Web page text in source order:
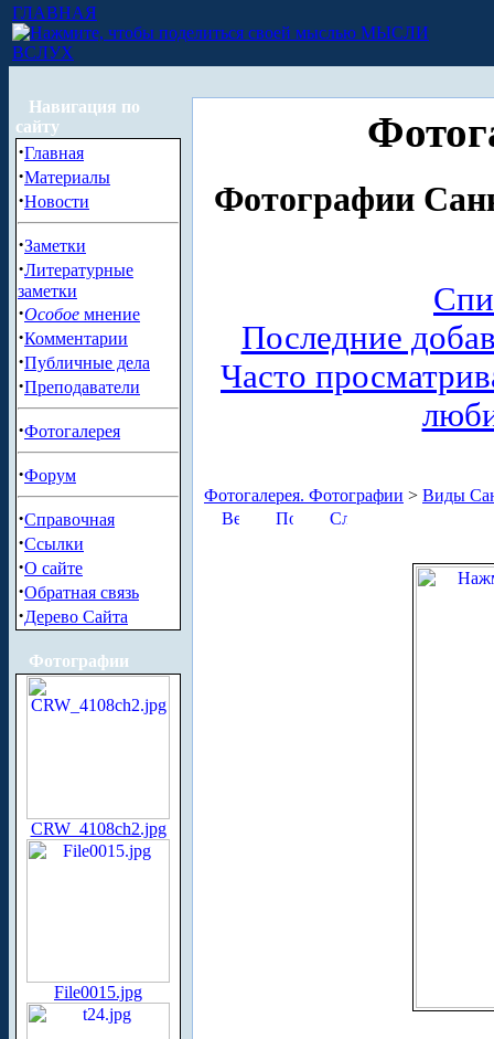
ГЛАВНАЯ
МЫСЛИ
ВСЛУХ
Навигация по
сайту
·Главная
·Материалы
·Новости
·Заметки
·Литературные
заметки
·Особое мнение
·Комментарии
·Публичные дела
·Преподаватели
·Фотогалерея
·Форум
·Справочная
·Ссылки
·О сайте
·Обратная связь
·Дерево Сайта
Фотографии
CRW_4108ch2.jpg
File0015.jpg
Фотографии
Последние
Часто
Фотогалерея. Фотографии > Виды